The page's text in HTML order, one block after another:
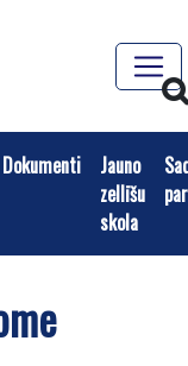
Dokumenti
Jauno
zellīšu
skola